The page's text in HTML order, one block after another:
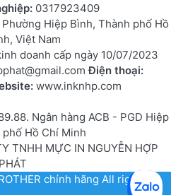
0317923409
Hiệp Bình, Thành phố Hồ
Việt Nam
doanh cấp ngày 10/07/2023
Điện thoại:
www.inknhp.com
Ngân hàng ACB - PGD Hiệp
Hồ Chí Minh
TNHH MỰC IN NGUYỄN HỢP
PHÁT
chính hãng All rights